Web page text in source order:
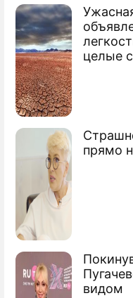
целые
прямо
видом